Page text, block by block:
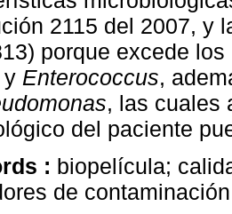
2115 del 2007, y
porque excede
y Enterococcus,
, las cuales
del paciente
: biopelícula;
de